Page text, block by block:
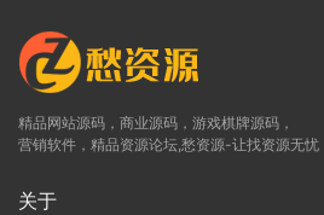
精品网站源码，商业源码，游戏棋牌源码，
营销软件，精品资源论坛,愁资源-让找资源无忧
关于